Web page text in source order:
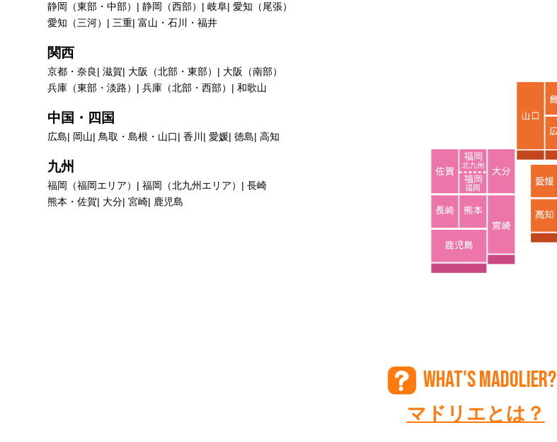
静岡（東部・中部） 静岡（西部） 岐阜 愛知（尾張）
愛知（三河）
三重 富山・石川・福井
関西
京都・奈良 滋賀 大阪（北部・東部）
大阪（南部）
兵庫（東部・淡路）
兵庫（北部・西部） 和歌山
中国・四国
広島 岡山 鳥取・島根・山口 香川 愛媛 徳島 高知
九州
福岡（福岡エリア） 福岡（北九州エリア）
長崎
熊本・佐賀
大分 宮崎 鹿児島
WHAT'S MADOLIER?
マドリエとは？